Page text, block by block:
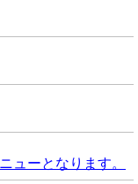
ューとなります。